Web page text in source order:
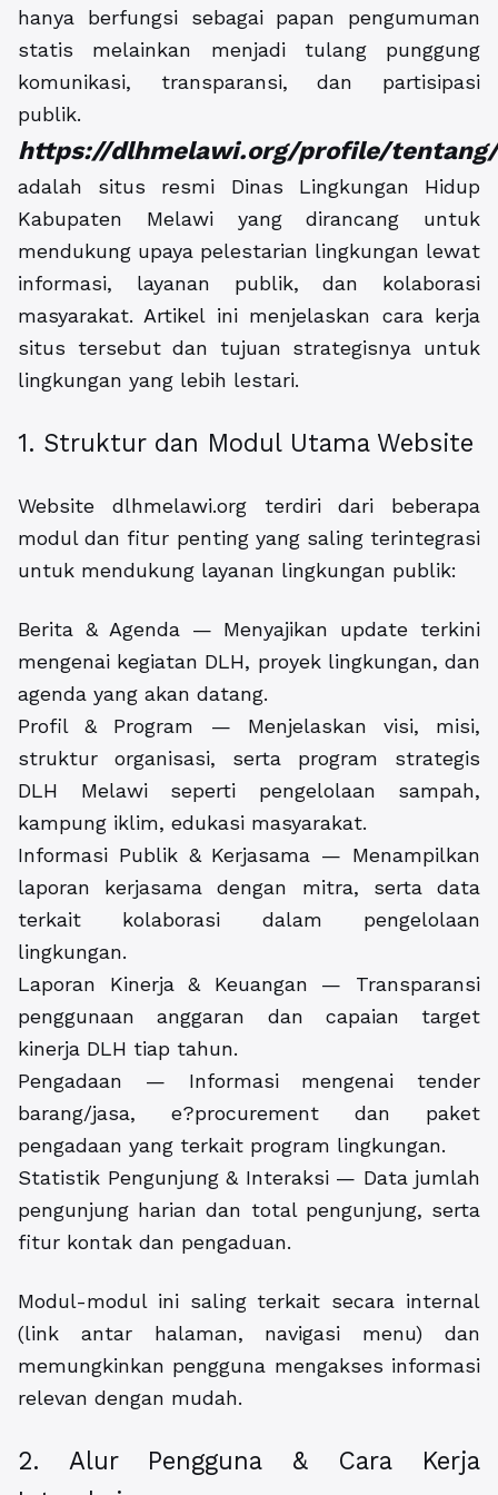
hanya berfungsi sebagai papan pengumuman
statis melainkan menjadi tulang punggung
komunikasi, transparansi, dan partisipasi
publik.
https://dlhmelawi.org/profile/tentang/
adalah situs resmi Dinas Lingkungan Hidup
Kabupaten Melawi yang dirancang untuk
mendukung upaya pelestarian lingkungan lewat
informasi, layanan publik, dan kolaborasi
masyarakat. Artikel ini menjelaskan cara kerja
situs tersebut dan tujuan strategisnya untuk
lingkungan yang lebih lestari.
1. Struktur dan Modul Utama Website
Website dlhmelawi.org terdiri dari beberapa
modul dan fitur penting yang saling terintegrasi
untuk mendukung layanan lingkungan publik:
Berita & Agenda — Menyajikan update terkini
mengenai kegiatan DLH, proyek lingkungan, dan
agenda yang akan datang.
Profil & Program — Menjelaskan visi, misi,
struktur organisasi, serta program strategis
DLH Melawi seperti pengelolaan sampah,
kampung iklim, edukasi masyarakat.
Informasi Publik & Kerjasama — Menampilkan
laporan kerjasama dengan mitra, serta data
terkait kolaborasi dalam pengelolaan
lingkungan.
Laporan Kinerja & Keuangan — Transparansi
penggunaan anggaran dan capaian target
kinerja DLH tiap tahun.
Pengadaan — Informasi mengenai tender
barang/jasa, e?procurement dan paket
pengadaan yang terkait program lingkungan.
Statistik Pengunjung & Interaksi — Data jumlah
pengunjung harian dan total pengunjung, serta
fitur kontak dan pengaduan.
Modul-modul ini saling terkait secara internal
(link antar halaman, navigasi menu) dan
memungkinkan pengguna mengakses informasi
relevan dengan mudah.
2. Alur Pengguna & Cara Kerja